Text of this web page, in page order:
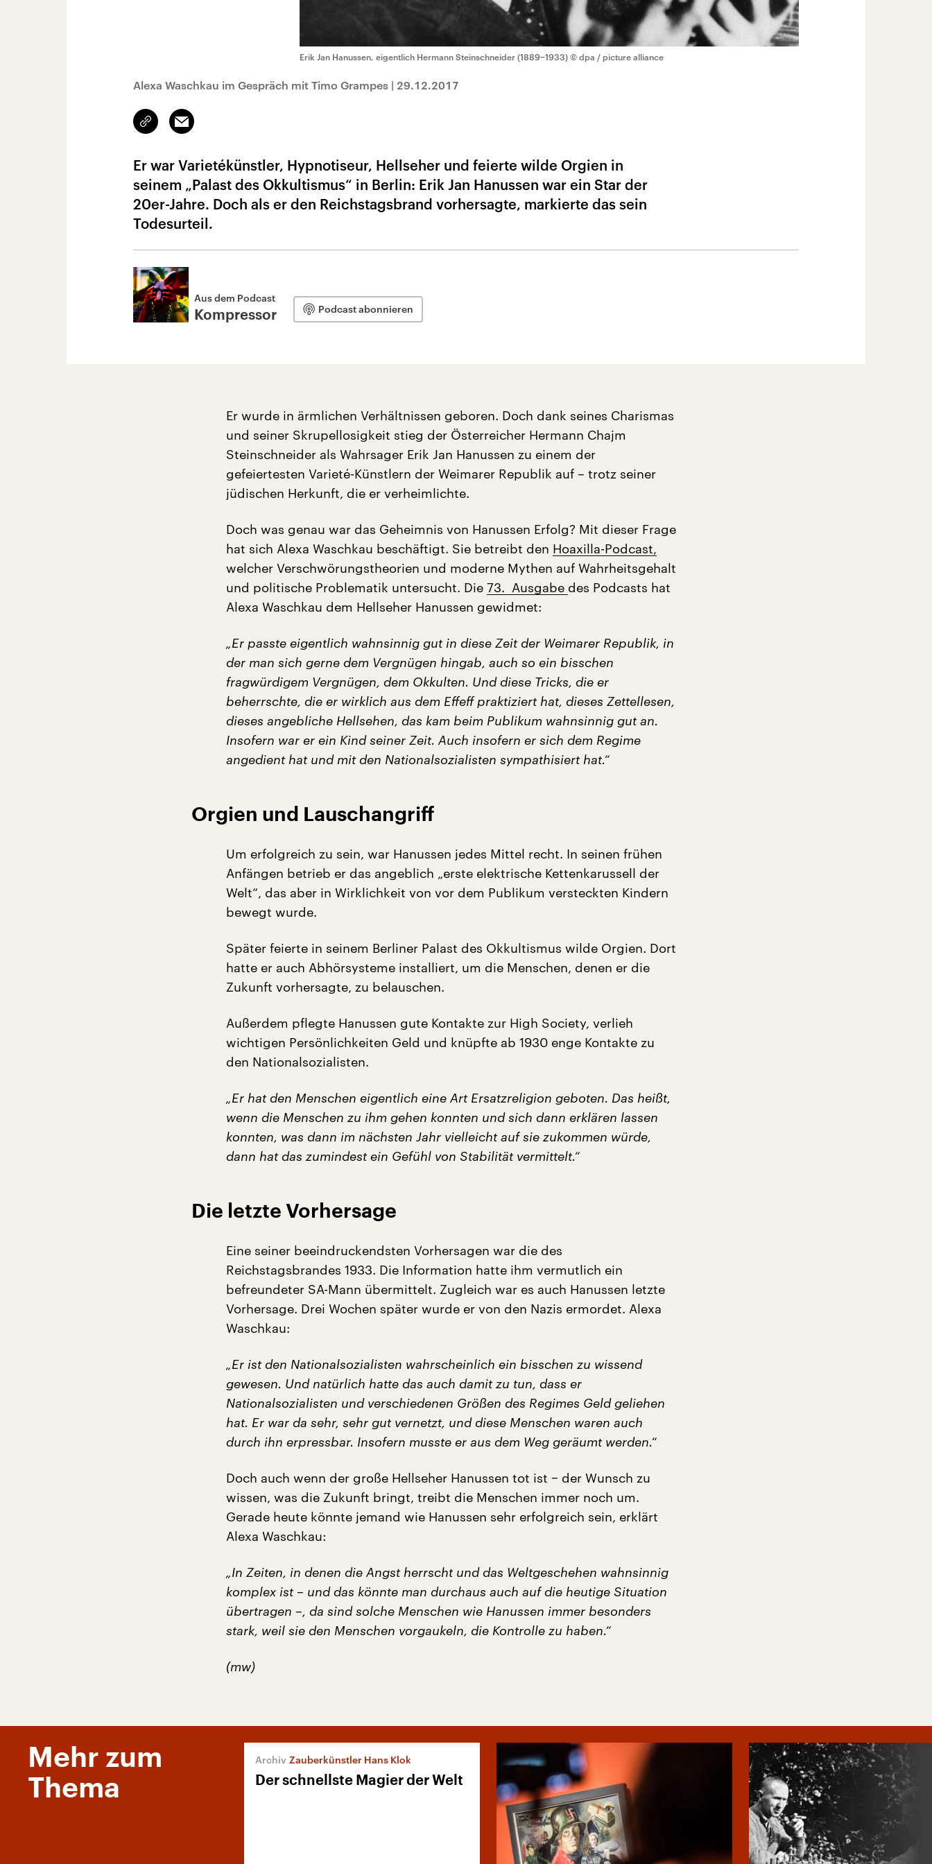
Erik Jan Hanussen, eigentlich Hermann Steinschneider (1889−1933) © dpa / picture alliance
Alexa Waschkau im Gespräch mit Timo Grampes | 29.12.2017
Link
kopieren/teilen
Email
Er war Varietékünstler, Hypnotiseur, Hellseher und feierte wilde Orgien in
seinem „Palast des Okkultismus“ in Berlin: Erik Jan Hanussen war ein Star der
20er-Jahre. Doch als er den Reichstagsbrand vorhersagte, markierte das sein
Todesurteil.
Aus dem Podcast
Kompressor Podcast abonnieren
Er wurde in ärmlichen Verhältnissen geboren. Doch dank seines Charismas
und seiner Skrupellosigkeit stieg der Österreicher Hermann Chajm
Steinschneider als Wahrsager Erik Jan Hanussen zu einem der
gefeiertesten Varieté-Künstlern der Weimarer Republik auf – trotz seiner
jüdischen Herkunft, die er verheimlichte.
Doch was genau war das Geheimnis von Hanussen Erfolg? Mit dieser Frage
hat sich Alexa Waschkau beschäftigt. Sie betreibt den Hoaxilla-Podcast,
welcher Verschwörungstheorien und moderne Mythen auf Wahrheitsgehalt
und politische Problematik untersucht. Die 73. Ausgabe des Podcasts hat
Alexa Waschkau dem Hellseher Hanussen gewidmet:
„Er passte eigentlich wahnsinnig gut in diese Zeit der Weimarer Republik, in
der man sich gerne dem Vergnügen hingab, auch so ein bisschen
fragwürdigem Vergnügen, dem Okkulten. Und diese Tricks, die er
beherrschte, die er wirklich aus dem Effeff praktiziert hat, dieses Zettellesen,
dieses angebliche Hellsehen, das kam beim Publikum wahnsinnig gut an.
Insofern war er ein Kind seiner Zeit. Auch insofern er sich dem Regime
angedient hat und mit den Nationalsozialisten sympathisiert hat.“
Orgien und Lauschangriff
Um erfolgreich zu sein, war Hanussen jedes Mittel recht. In seinen frühen
Anfängen betrieb er das angeblich „erste elektrische Kettenkarussell der
Welt“, das aber in Wirklichkeit von vor dem Publikum versteckten Kindern
bewegt wurde.
Später feierte in seinem Berliner Palast des Okkultismus wilde Orgien. Dort
hatte er auch Abhörsysteme installiert, um die Menschen, denen er die
Zukunft vorhersagte, zu belauschen.
Außerdem pflegte Hanussen gute Kontakte zur High Society, verlieh
wichtigen Persönlichkeiten Geld und knüpfte ab 1930 enge Kontakte zu
den Nationalsozialisten.
„Er hat den Menschen eigentlich eine Art Ersatzreligion geboten. Das heißt,
wenn die Menschen zu ihm gehen konnten und sich dann erklären lassen
konnten, was dann im nächsten Jahr vielleicht auf sie zukommen würde,
dann hat das zumindest ein Gefühl von Stabilität vermittelt.“
Die letzte Vorhersage
Eine seiner beeindruckendsten Vorhersagen war die des
Reichstagsbrandes 1933. Die Information hatte ihm vermutlich ein
befreundeter SA-Mann übermittelt. Zugleich war es auch Hanussen letzte
Vorhersage. Drei Wochen später wurde er von den Nazis ermordet. Alexa
Waschkau:
„Er ist den Nationalsozialisten wahrscheinlich ein bisschen zu wissend
gewesen. Und natürlich hatte das auch damit zu tun, dass er
Nationalsozialisten und verschiedenen Größen des Regimes Geld geliehen
hat. Er war da sehr, sehr gut vernetzt, und diese Menschen waren auch
durch ihn erpressbar. Insofern musste er aus dem Weg geräumt werden.“
Doch auch wenn der große Hellseher Hanussen tot ist − der Wunsch zu
wissen, was die Zukunft bringt, treibt die Menschen immer noch um.
Gerade heute könnte jemand wie Hanussen sehr erfolgreich sein, erklärt
Alexa Waschkau:
„In Zeiten, in denen die Angst herrscht und das Weltgeschehen wahnsinnig
komplex ist – und das könnte man durchaus auch auf die heutige Situation
übertragen –, da sind solche Menschen wie Hanussen immer besonders
stark, weil sie den Menschen vorgaukeln, die Kontrolle zu haben.“
(mw)
Mehr zum
Thema
Zauberkünstler Hans Klok
Der schnellste Magier der Welt